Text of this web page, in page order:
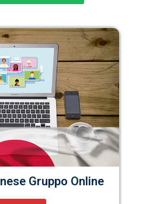
Gruppo Online